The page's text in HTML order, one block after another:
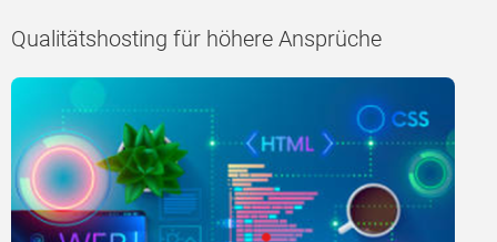
Qualitätshosting für höhere Ansprüche